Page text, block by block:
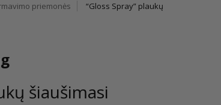
priemonės
“Gloss Spray” plaukų
šiaušimasi